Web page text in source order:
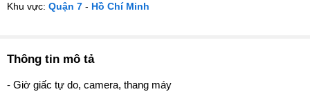
Khu vực: Quận 7 - Hồ Chí Minh
Thông tin mô tả
- Giờ giấc tự do, camera, thang máy